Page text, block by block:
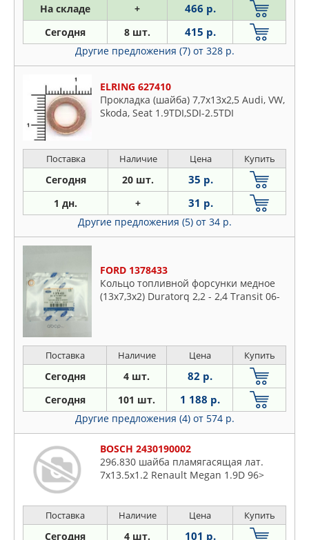
На складе + 466 р.
Сегодня 8 шт. 415 р.
Другие предложения (7) от 328 р.
ELRING 627410
Прокладка (шайба) 7,7x13x2,5 Audi, VW,
Skoda, Seat 1.9TDI,SDI-2.5TDI
Поставка Наличие Цена Купить
Сегодня 20 шт. 35 р.
1 дн. + 31 р.
Другие предложения (5) от 34 р.
FORD 1378433
Кольцо топливной форсунки медное
(13x7,3х2) Duratorq 2,2 - 2,4 Transit 06-
Поставка Наличие Цена Купить
Сегодня 4 шт. 82 р.
Сегодня 101 шт. 1 188 р.
Другие предложения (4) от 574 р.
BOSCH 2430190002
296.830 шайба пламягасящая лат.
7x13.5x1.2 Renault Megan 1.9D 96>
Поставка Наличие Цена Купить
Сегодня 4 шт. 101 р.